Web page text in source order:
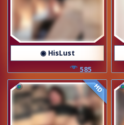
◉ HisLust
585
HD